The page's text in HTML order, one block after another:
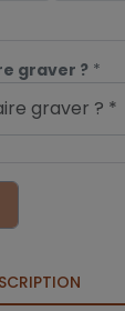
graver ? *
graver ? *